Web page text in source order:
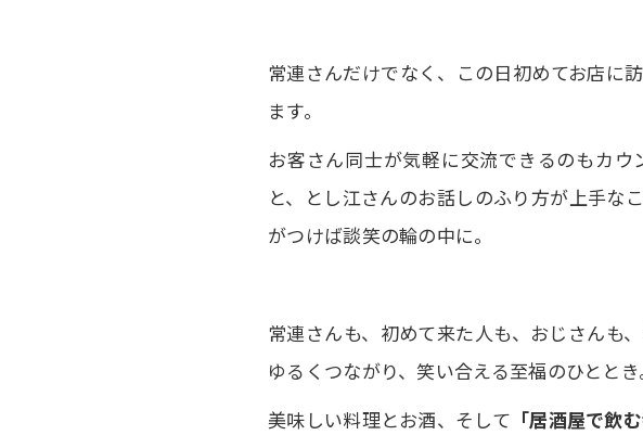
常連さんだけでなく、この日初めてお店に
ます。
お客さん同士が気軽に交流できるのもカ
と、とし江さんのお話しのふり方が上手な
がつけば談笑の輪の中に。
常連さんも、初めて来た人も、おじさんも
ゆるくつながり、笑い合える至福のひととき
美味しい料理とお酒、そして 「居酒屋で飲む